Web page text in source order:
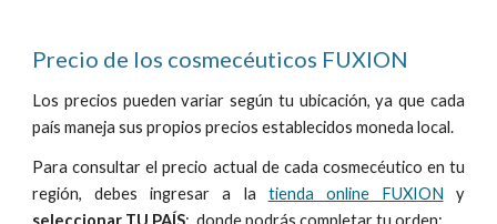
Precio de los cosmecéuticos FUXION
Los precios pueden variar según tu ubicación, ya que cada
país maneja sus propiosprecios establecidos moneda local.
Para consultar el precio actual de cada cosmecéutico en tu
región, debes ingresar a la tienda online FUXION y
seleccionar TU PAÍS:, donde podrás completar tu orden: